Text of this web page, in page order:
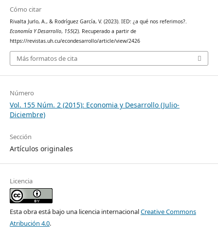
Cómo citar
Rivalta Jurlo, A., & Rodríguez García, V. (2023). IED: ¿a qué nos referimos?.
Economía Y Desarrollo, 155(2). Recuperado a partir de
https://revistas.uh.cu/econdesarrollo/article/view/2426
Más formatos de cita
Número
Vol. 155 Núm. 2 (2015): Economia y Desarrollo (Julio-
Diciembre)
Sección
Artículos originales
Licencia
Esta obra está bajo una licencia internacionalCreative Commons
Atribución 4.0.